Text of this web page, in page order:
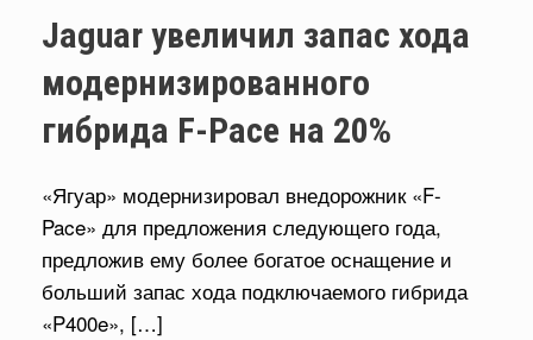
Jaguar увеличил запас хода
модернизированного
гибрида F-Pace на 20%
«Ягуар» модернизировал внедорожник «F-
Pace» для предложения следующего года,
предложив ему более богатое оснащение и
больший запас хода подключаемого гибрида
«P400e», […]